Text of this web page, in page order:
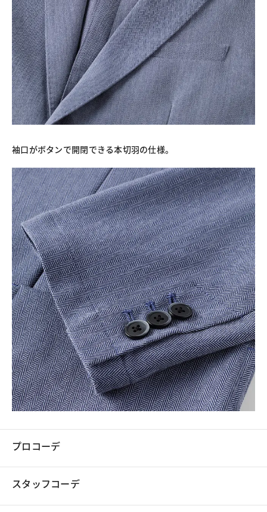
袖口がボタンで開閉できる本切羽の仕様。
プロコーデ
スタッフコーデ